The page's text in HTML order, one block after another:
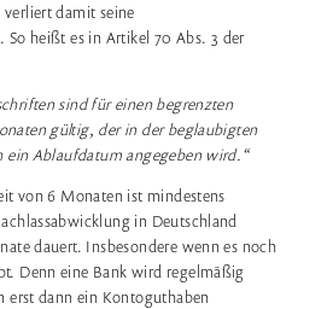
damit seine
heißt es in Artikel 70 Abs. 3 der
sind für einen begrenzten
gültig, der in der beglaubigten
Ablaufdatum angegeben wird.“
von 6 Monaten ist mindestens
in Deutschland
dauert. Insbesondere wenn es noch
Denn eine Bank wird regelmäßig
dann ein Kontoguthaben